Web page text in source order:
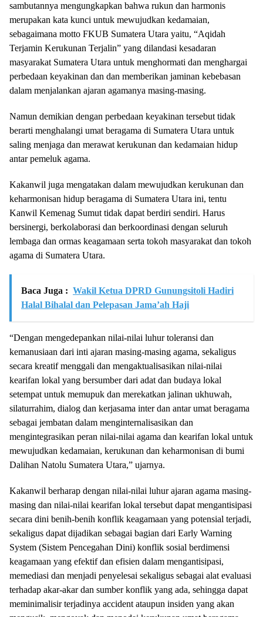
sambutannya mengungkapkan bahwa rukun dan harmonis
merupakan kata kunci untuk mewujudkan kedamaian,
sebagaimana motto FKUB Sumatera Utara yaitu, “Aqidah
Terjamin Kerukunan Terjalin” yang dilandasi kesadaran
masyarakat Sumatera Utara untuk menghormati dan menghargai
perbedaan keyakinan dan dan memberikan jaminan kebebasan
dalam menjalankan ajaran agamanya masing-masing.
Namun demikian dengan perbedaan keyakinan tersebut tidak
berarti menghalangi umat beragama di Sumatera Utara untuk
saling menjaga dan merawat kerukunan dan kedamaian hidup
antar pemeluk agama.
Kakanwil juga mengatakan dalam mewujudkan kerukunan dan
keharmonisan hidup beragama di Sumatera Utara ini, tentu
Kanwil Kemenag Sumut tidak dapat berdiri sendiri. Harus
bersinergi, berkolaborasi dan berkoordinasi dengan seluruh
lembaga dan ormas keagamaan serta tokoh masyarakat dan tokoh
agama di Sumatera Utara.
Baca Juga : Wakil Ketua DPRD Gunungsitoli Hadiri
Halal Bihalal dan Pelepasan Jama’ah Haji
“Dengan mengedepankan nilai-nilai luhur toleransi dan
kemanusiaan dari inti ajaran masing-masing agama, sekaligus
secara kreatif menggali dan mengaktualisasikan nilai-nilai
kearifan lokal yang bersumber dari adat dan budaya lokal
setempat untuk memupuk dan merekatkan jalinan ukhuwah,
silaturrahim, dialog dan kerjasama inter dan antar umat beragama
sebagai jembatan dalam menginternalisasikan dan
mengintegrasikan peran nilai-nilai agama dan kearifan lokal untuk
mewujudkan kedamaian, kerukunan dan keharmonisan di bumi
Dalihan Natolu Sumatera Utara,” ujarnya.
Kakanwil berharap dengan nilai-nilai luhur ajaran agama masing-
masing dan nilai-nilai kearifan lokal tersebut dapat mengantisipasi
secara dini benih-benih konflik keagamaan yang potensial terjadi,
sekaligus dapat dijadikan sebagai bagian dari Early Warning
System (Sistem Pencegahan Dini) konflik sosial berdimensi
keagamaan yang efektif dan efisien dalam mengantisipasi,
memediasi dan menjadi penyelesai sekaligus sebagai alat evaluasi
terhadap akar-akar dan sumber konflik yang ada, sehingga dapat
meminimalisir terjadinya accident ataupun insiden yang akan